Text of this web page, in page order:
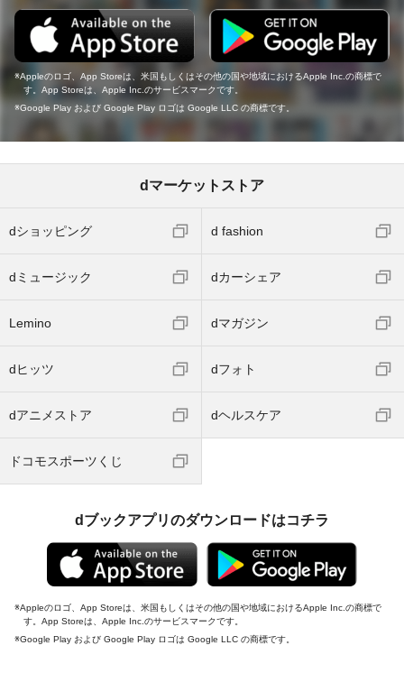
Appleのロゴ、App Storeは、米国もしくはその他の国や地域におけるApple Inc.の商標で
す。App Storeは、Apple Inc.のサービスマークです。
Google Play および Google Play ロゴは Google LLC の商標です。
dマーケットストア
dショッピング d fashion
dミュージック dカーシェア
Lemino dマガジン
dヒッツ dフォト
dアニメストア dヘルスケア
ドコモスポーツくじ
dブックアプリのダウンロードはコチラ
Appleのロゴ、App Storeは、米国もしくはその他の国や地域におけるApple Inc.の商標で
す。App Storeは、Apple Inc.のサービスマークです。
Google Play および Google Play ロゴは Google LLC の商標です。